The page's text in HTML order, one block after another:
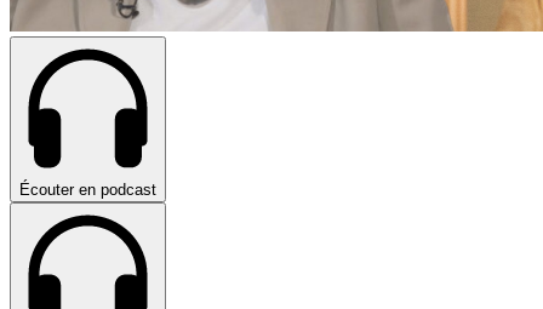
Écouter en podcast